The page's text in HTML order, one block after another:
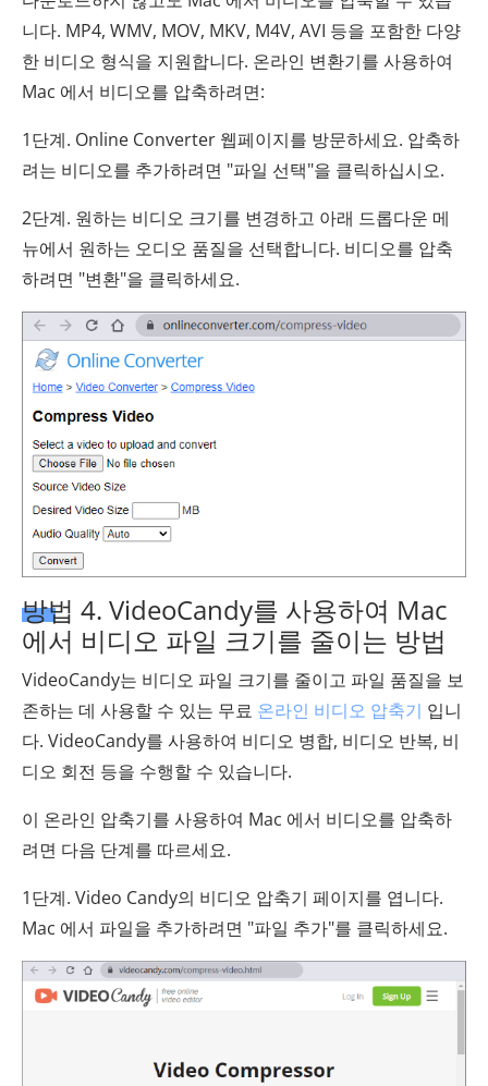
니다. MP4, WMV, MOV, MKV, M4V, AVI 등을 포함한 다양
한 비디오 형식을 지원합니다. 온라인 변환기를 사용하여
Mac 에서 비디오를 압축하려면:
1단계. Online Converter 웹페이지를 방문하세요. 압축하
려는 비디오를 추가하려면 "파일 선택"을 클릭하십시오.
2단계. 원하는 비디오 크기를 변경하고 아래 드롭다운 메
뉴에서 원하는 오디오 품질을 선택합니다. 비디오를 압축
하려면 "변환"을 클릭하세요.
방법 4. VideoCandy를 사용하여 Mac
에서 비디오 파일 크기를 줄이는 방법
VideoCandy는 비디오 파일 크기를 줄이고 파일 품질을 보
존하는 데 사용할 수 있는 무료 온라인 비디오 압축기 입니
다. VideoCandy를 사용하여 비디오 병합, 비디오 반복, 비
디오 회전 등을 수행할 수 있습니다.
이 온라인 압축기를 사용하여 Mac 에서 비디오를 압축하
려면 다음 단계를 따르세요.
1단계. Video Candy의 비디오 압축기 페이지를 엽니다.
Mac 에서 파일을 추가하려면 "파일 추가"를 클릭하세요.